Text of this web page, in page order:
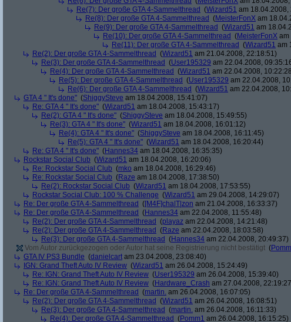
Re(7): Der große GTA 4-Sammelthread (Wizard51 am 18.04.2008,
Re(8): Der große GTA 4-Sammelthread (MeisterFonX am
Re(9): Der große GTA 4-Sammelthread (Wizard51 am
Re(10): Der große GTA 4-Sammelthread (MeisterFonX am
Re(11): Der große GTA 4-Sammelthread (Wizard51 am
Re(2): Der große GTA 4-Sammelthread (Wizard51 am 21.04.2008, 22:18:51)
Re(3): Der große GTA 4-Sammelthread (User195329 am 22.04.2008,
Re(4): Der große GTA 4-Sammelthread (Wizard51 am 22.04.2008,
Re(5): Der große GTA 4-Sammelthread (User195329 am 22.04.2008,
Re(6): Der große GTA 4-Sammelthread (Wizard51 am 22.04.2008,
GTA 4 " It's done" (ShiggySteve am 18.04.2008, 15:41:07)
Re: GTA 4 " It's done" (Wizard51 am 18.04.2008, 15:43:17)
Re(2): GTA 4 " It's done" (ShiggySteve am 18.04.2008, 15:49:55)
Re(3): GTA 4 " It's done" (Wizard51 am 18.04.2008, 16:01:12)
Re(4): GTA 4 " It's done" (ShiggySteve am 18.04.2008, 16:11:45)
Re(5): GTA 4 " It's done" (Wizard51 am 18.04.2008, 16:20:44)
Re: GTA 4 " It's done" (Hannes34 am 18.04.2008, 16:35:35)
Rockstar Social Club (Wizard51 am 18.04.2008, 16:20:06)
Re: Rockstar Social Club (mko am 18.04.2008, 16:29:46)
Re: Rockstar Social Club (Raze am 18.04.2008, 17:38:50)
Re(2): Rockstar Social Club (Wizard51 am 18.04.2008, 17:53:55)
Rockstar Social Club: 100 % Challenge (Wizard51 am 29.04.2008, 14:29:07)
Re: Der große GTA 4-Sammelthread ([M4F]cha|T|zon am 21.04.2008, 16:33:37)
Re: Der große GTA 4-Sammelthread (Hannes34 am 22.04.2008, 11:55:48)
Re(2): Der große GTA 4-Sammelthread (playaz am 22.04.2008, 14:21:48)
Re(2): Der große GTA 4-Sammelthread (Raze am 22.04.2008, 18:03:58)
Re(3): Der große GTA 4-Sammelthread (Hannes34 am 22.04.2008, 20:49:37)
Vom Autor zurückgezogen oder Autor hat seine Registrierung nicht bestätigt (
GTA IV PS3 Bundle (danielcart am 23.04.2008, 23:08:40)
IGN: Grand Theft Auto IV Review (Wizard51 am 26.04.2008, 15:24:49)
Re: IGN: Grand Theft Auto IV Review (User195329 am 26.04.2008, 15:39:40)
Re: IGN: Grand Theft Auto IV Review (Hardware_Crash am 27.04.2008,
Re: Der große GTA 4-Sammelthread (martin. am 26.04.2008, 16:07:05)
Re(2): Der große GTA 4-Sammelthread (Wizard51 am 26.04.2008, 16:08:51)
Re(3): Der große GTA 4-Sammelthread (martin. am 26.04.2008, 16:11:33)
Re(4): Der große GTA 4-Sammelthread (Pomm1 am 26.04.2008, 16:15:25)